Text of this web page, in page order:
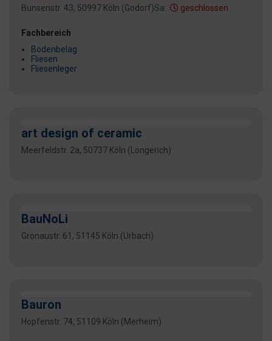
Bunsenstr. 43, 50997 Köln (Godorf)Sa: geschlossen
Fachbereich
Bodenbelag
Fliesen
Fliesenleger
art design of ceramic
Meerfeldstr. 2a, 50737 Köln (Longerich)
BauNoLi
Gronaustr. 61, 51145 Köln (Urbach)
Bauron
Hopfenstr. 74, 51109 Köln (Merheim)